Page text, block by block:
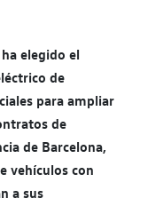
elegido el
de
para ampliar
de
de Barcelona,
vehículos con
a sus